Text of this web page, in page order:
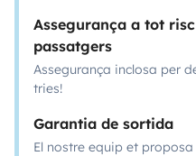
Assegurança a tot
passatgers
Assegurança inclosa per
tries!
Garantia de sortida
El nostre equip et